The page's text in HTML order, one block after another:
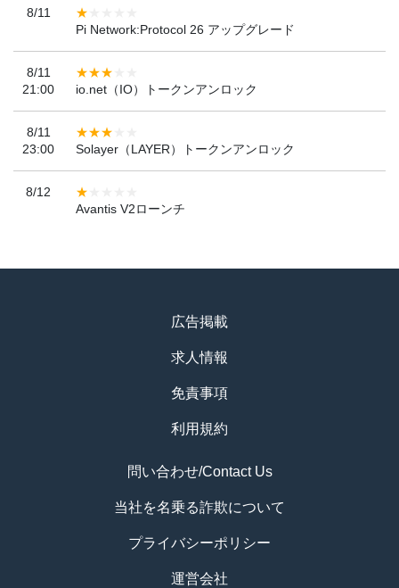
8/11
Pi Network:Protocol 26 アップグレード
8/11
21:00
io.net（IO）トークンアンロック
8/11
23:00
Solayer（LAYER）トークンアンロック
8/12
Avantis V2ローンチ
広告掲載
求人情報
免責事項
利用規約
問い合わせ/Contact Us
当社を名乗る詐欺について
プライバシーポリシー
運営会社